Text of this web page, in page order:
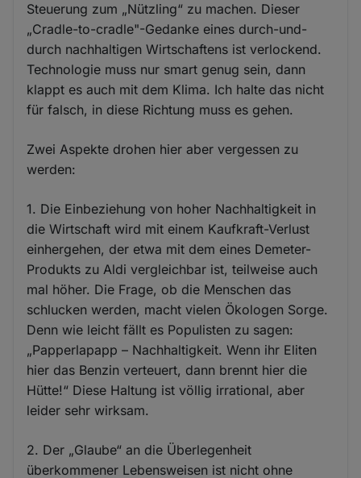
Steuerung zum „Nützling“ zu machen. Dieser
„Cradle-to-cradle"-Gedanke eines durch-und-
durch nachhaltigen Wirtschaftens ist verlockend.
Technologie muss nur smart genug sein, dann
klappt es auch mit dem Klima. Ich halte das nicht
für falsch, in diese Richtung muss es gehen.
Zwei Aspekte drohen hier aber vergessen zu
werden:
1. Die Einbeziehung von hoher Nachhaltigkeit in
die Wirtschaft wird mit einem Kaufkraft-Verlust
einhergehen, der etwa mit dem eines Demeter-
Produkts zu Aldi vergleichbar ist, teilweise auch
mal höher. Die Frage, ob die Menschen das
schlucken werden, macht vielen Ökologen Sorge.
Denn wie leicht fällt es Populisten zu sagen:
„Papperlapapp – Nachhaltigkeit. Wenn ihr Eliten
hier das Benzin verteuert, dann brennt hier die
Hütte!“ Diese Haltung ist völlig irrational, aber
leider sehr wirksam.
2. Der „Glaube“ an die Überlegenheit
überkommener Lebensweisen ist nicht ohne